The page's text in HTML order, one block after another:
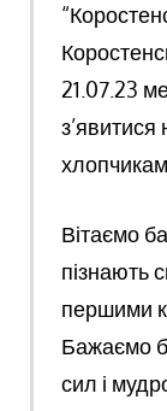
21.07.23
з’явитися
хлопчикам.
Вітаємо
пізнають
першими
Бажаємо
сил і